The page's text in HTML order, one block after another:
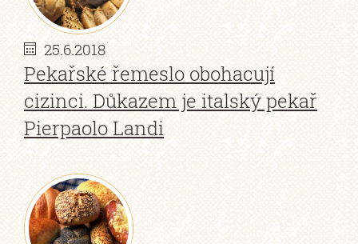
25.6.2018
Pekařské řemeslo obohacují
cizinci. Důkazem je italský pekař
Pierpaolo Landi